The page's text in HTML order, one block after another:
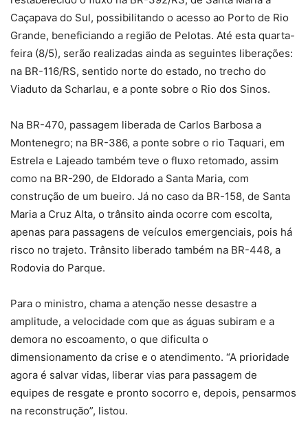
Caçapava do Sul, possibilitando o acesso ao Porto de Rio
Grande, beneficiando a região de Pelotas. Até esta quarta-
feira (8/5), serão realizadas ainda as seguintes liberações:
na BR-116/RS, sentido norte do estado, no trecho do
Viaduto da Scharlau, e a ponte sobre o Rio dos Sinos.
Na BR-470, passagem liberada de Carlos Barbosa a
Montenegro; na BR-386, a ponte sobre o rio Taquari, em
Estrela e Lajeado também teve o fluxo retomado, assim
como na BR-290, de Eldorado a Santa Maria, com
construção de um bueiro. Já no caso da BR-158, de Santa
Maria a Cruz Alta, o trânsito ainda ocorre com escolta,
apenas para passagens de veículos emergenciais, pois há
risco no trajeto. Trânsito liberado também na BR-448, a
Rodovia do Parque.
Para o ministro, chama a atenção nesse desastre a
amplitude, a velocidade com que as águas subiram e a
demora no escoamento, o que dificulta o
dimensionamento da crise e o atendimento. “A prioridade
agora é salvar vidas, liberar vias para passagem de
equipes de resgate e pronto socorro e, depois, pensarmos
na reconstrução”, listou.